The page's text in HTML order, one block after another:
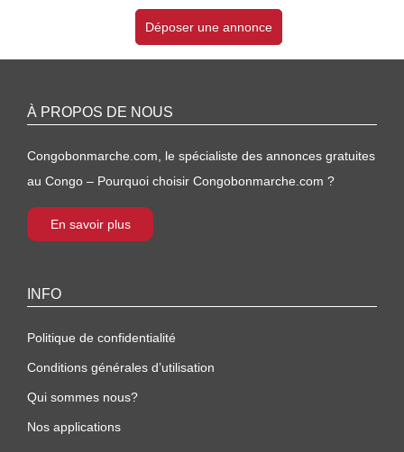
Déposer une annonce
À PROPOS DE NOUS
Congobonmarche.com, le spécialiste des annonces gratuites
au Congo – Pourquoi choisir Congobonmarche.com ?
En savoir plus
INFO
Politique de confidentialité
Conditions générales d’utilisation
Qui sommes nous?
Nos applications